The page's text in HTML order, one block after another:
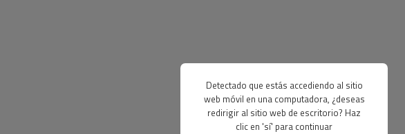
Detectado que estás accediendo al sitio
web móvil en una computadora, ¿deseas
redirigir al sitio web de escritorio? Haz
clic en 'sí' para continuar